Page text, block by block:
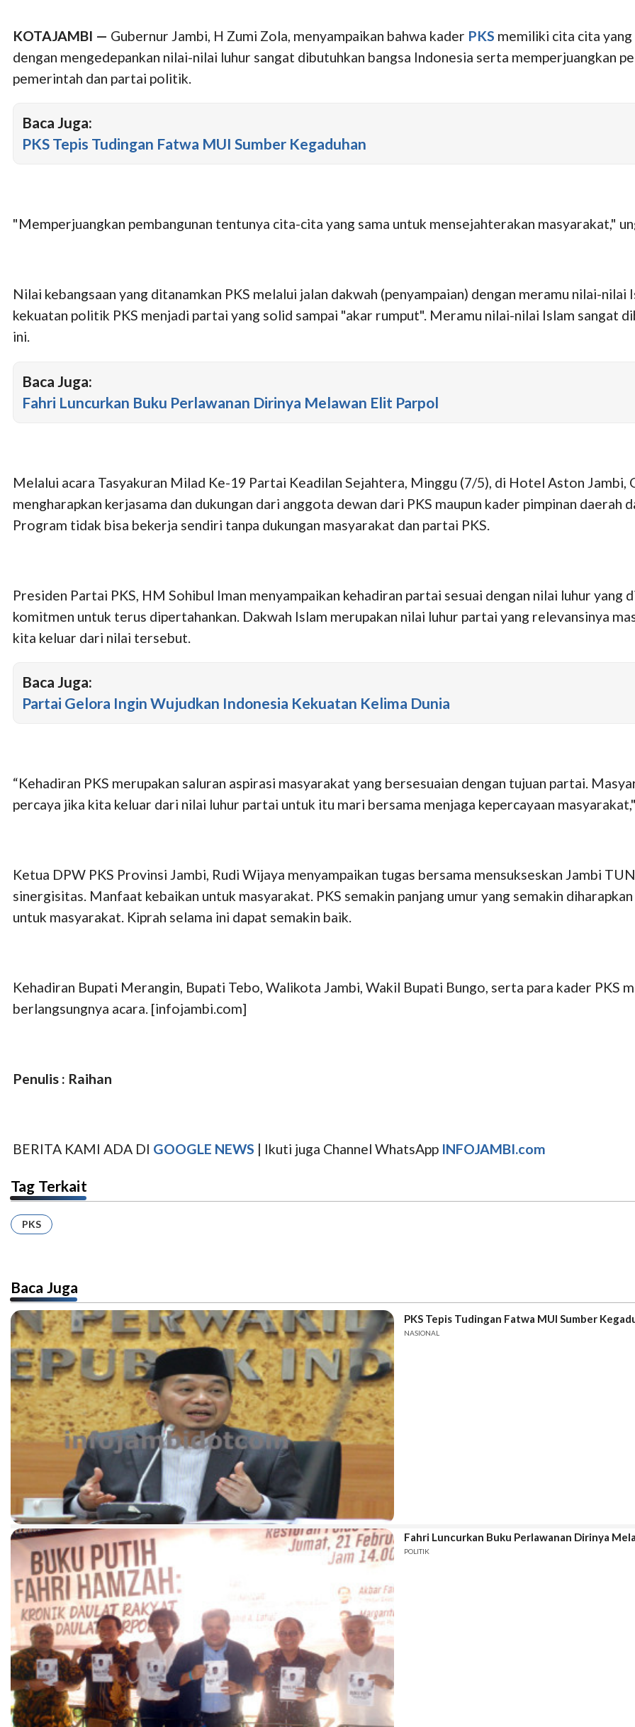
KOTAJAMBI — Gubernur Jambi, H Zumi Zola, menyampaikan bahwa kader PKS memiliki cita cita
dengan mengedepankan nilai-nilai luhur sangat dibutuhkan bangsa Indonesia serta memperjuangkan
pemerintah dan partai politik.
Baca Juga:
PKS Tepis Tudingan Fatwa MUI Sumber Kegaduhan
"Memperjuangkan pembangunan tentunya cita-cita yang sama untuk mensejahterakan masyarakat,"
Nilai kebangsaan yang ditanamkan PKS melalui jalan dakwah (penyampaian) dengan meramu nilai-nilai
kekuatan politik PKS menjadi partai yang solid sampai "akar rumput". Meramu nilai-nilai Islam sangat
ini.
Baca Juga:
Fahri Luncurkan Buku Perlawanan Dirinya Melawan Elit Parpol
Melalui acara Tasyakuran Milad Ke-19 Partai Keadilan Sejahtera, Minggu (7/5), di Hotel Aston Jambi,
mengharapkan kerjasama dan dukungan dari anggota dewan dari PKS maupun kader pimpinan daerah
Program tidak bisa bekerja sendiri tanpa dukungan masyarakat dan partai PKS.
Presiden Partai PKS, HM Sohibul Iman menyampaikan kehadiran partai sesuai dengan nilai luhur yang
komitmen untuk terus dipertahankan. Dakwah Islam merupakan nilai luhur partai yang relevansinya
kita keluar dari nilai tersebut.
Baca Juga:
Partai Gelora Ingin Wujudkan Indonesia Kekuatan Kelima Dunia
“Kehadiran PKS merupakan saluran aspirasi masyarakat yang bersesuaian dengan tujuan partai.
percaya jika kita keluar dari nilai luhur partai untuk itu mari bersama menjaga kepercayaan
Ketua DPW PKS Provinsi Jambi, Rudi Wijaya menyampaikan tugas bersama mensukseskan Jambi
sinergisitas. Manfaat kebaikan untuk masyarakat. PKS semakin panjang umur yang semakin
untuk masyarakat. Kiprah selama ini dapat semakin baik.
Kehadiran Bupati Merangin, Bupati Tebo, Walikota Jambi, Wakil Bupati Bungo, serta para kader PKS
berlangsungnya acara. [infojambi.com]
Penulis : Raihan
BERITA KAMI ADA DI GOOGLE NEWS | Ikuti juga Channel WhatsApp INFOJAMBI.com
Tag Terkait
PKS
Baca Juga
PKS Tepis Tudingan Fatwa MUI Sumber
NASIONAL
Fahri Luncurkan Buku Perlawanan Dirinya
POLITIK